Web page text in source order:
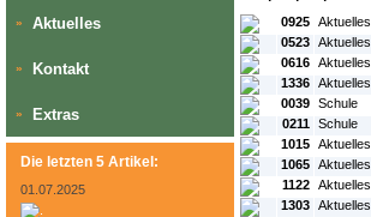
» Aktuelles
» Kontakt
» Extras
Die letzten 5 Artikel:
01.07.2025
0925 Aktuelles
0523 Aktuelles
0616 Aktuelles
1336 Aktuelles
0039 Schule
0211 Schule
1015 Aktuelles
1065 Aktuelles
1122 Aktuelles
1303 Aktuelles